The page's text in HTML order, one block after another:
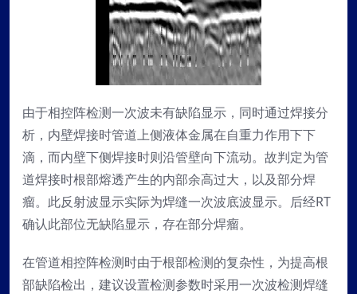
由于相控阵检测一次波未有缺陷显示，同时通过焊接分
析，内壁焊接时管道上侧液体金属在自重力作用下下
滴，而内壁下侧焊接时则沿管壁向下流动。故判定为管
道焊接时根部熔透产生的内部余高过大，以及部分焊
瘤。此反射波显示实际为焊缝一次波底波显示。后经RT
确认此部位无缺陷显示，存在部分焊瘤。
在管道相控阵检测时由于根部检测的复杂性，为提高根
部缺陷检出，建议设置检测参数时采用一次波检测焊缝